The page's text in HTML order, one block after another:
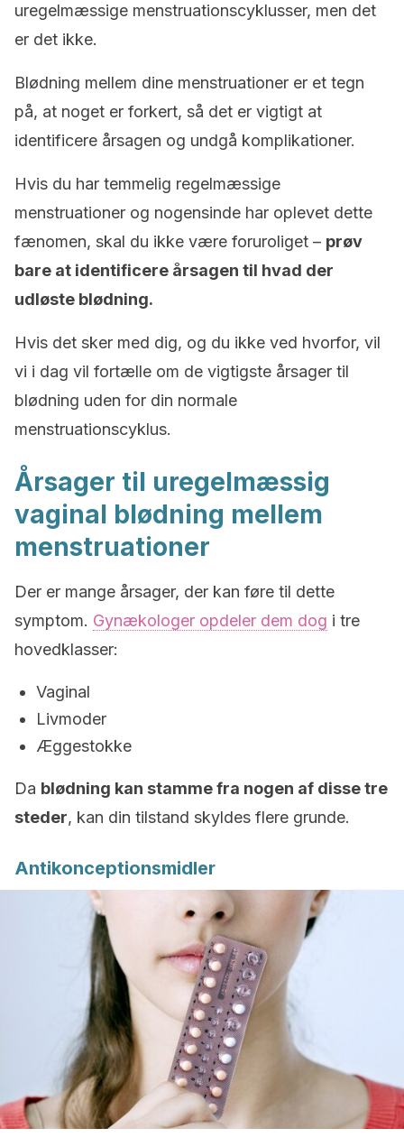
uregelmæssige menstruationscyklusser, men det
er det ikke.
Blødning mellem dine menstruationer er et tegn
på, at noget er forkert, så det er vigtigt at
identificere årsagen og undgå komplikationer.
Hvis du har temmelig regelmæssige
menstruationer og nogensinde har oplevet dette
fænomen, skal du ikke være foruroliget – prøv
bare at identificere årsagen til hvad der
udløste blødning.
Hvis det sker med dig, og du ikke ved hvorfor, vil
vi i dag vil fortælle om de vigtigste årsager til
blødning uden for din normale
menstruationscyklus.
Årsager til uregelmæssig
vaginal blødning mellem
menstruationer
Der er mange årsager, der kan føre til dette
symptom. Gynækologer opdeler dem dog i tre
hovedklasser:
Vaginal
Livmoder
Æggestokke
Da blødning kan stamme fra nogen af disse tre
steder, kan din tilstand skyldes flere grunde.
Antikonceptionsmidler